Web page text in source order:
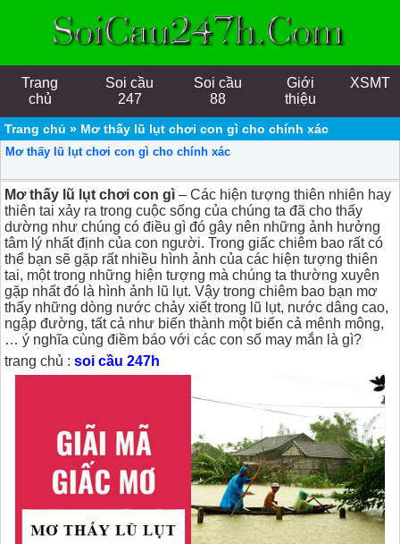
Trang
chủ
Soi cầu
247
Soi cầu
88
Giới
thiệu
XSMT
Trang chủ » Mơ thấy lũ lụt chơi con gì cho chính xác
Mơ thấy lũ lụt chơi con gì cho chính xác
Mơ thấy lũ lụt chơi con gì – Các hiện tượng thiên nhiên hay
thiên tai xảy ra trong cuộc sống của chúng ta đã cho thấy
dường như chúng có điều gì đó gây nên những ảnh hưởng
tâm lý nhất định của con người. Trong giấc chiêm bao rất có
thể bạn sẽ gặp rất nhiều hình ảnh của các hiện tượng thiên
tai, một trong những hiện tượng mà chúng ta thường xuyên
gặp nhất đó là hình ảnh lũ lụt. Vậy trong chiêm bao bạn mơ
thấy những dòng nước chảy xiết trong lũ lụt, nước dâng cao,
ngập đường, tất cả như biến thành một biển cả mênh mông,
… ý nghĩa cùng điềm báo với các con số may mắn là gì?
trang chủ : soi cầu 247h